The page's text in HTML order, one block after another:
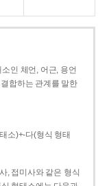
인 체언, 어근, 용언
합하는 관계를 말한
소)+-다(형식 형태
, 접미사와 같은 형식